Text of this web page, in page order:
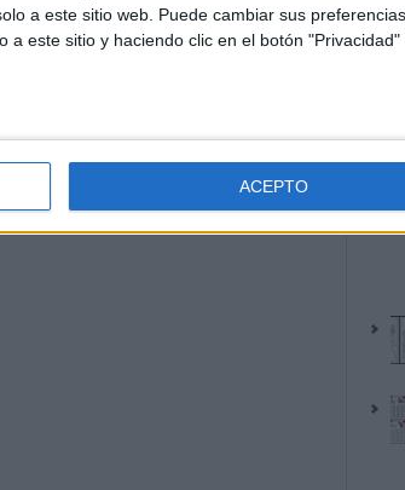
a este sitio web. Puede cambiar sus
a este sitio y haciendo clic en el botón
ACEPTO